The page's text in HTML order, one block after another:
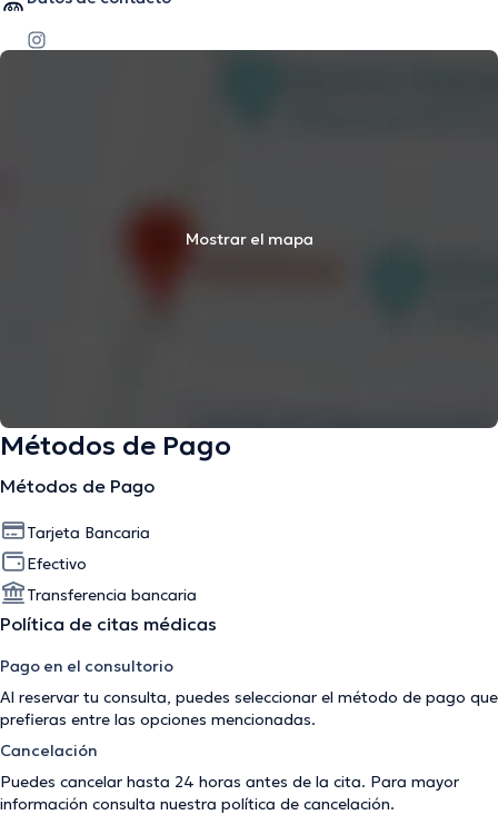
Mostrar el mapa
Métodos de Pago
Métodos de Pago
Tarjeta Bancaria
Efectivo
Transferencia bancaria
Política de citas médicas
Pago en el consultorio
Al reservar tu consulta, puedes seleccionar el método de pago que
prefieras entre las opciones mencionadas.
Cancelación
Puedes cancelar hasta 24 horas antes de la cita. Para mayor
información consulta nuestra política de cancelación.